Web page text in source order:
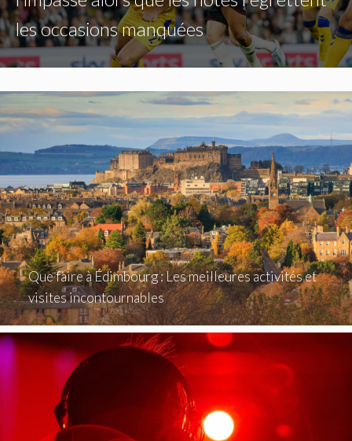
les occasions manquées
Que faire à Édimbourg : Les meilleures activités et
visites incontournables